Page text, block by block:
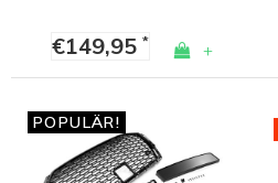
€149,95* +
POPULÄR!